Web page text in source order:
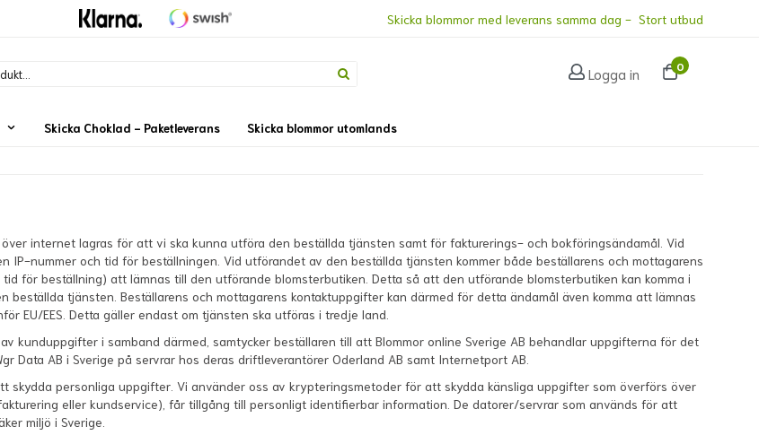
Skicka blommor med leverans samma dag - Stort utbud
Logga in 0
Skicka Choklad - Paketleverans Skicka blommor utomlands
internet lagras för att vi ska kunna utföra den beställda tjänsten samt för fakturerings- och bokföringsändamål. Vid
IP-nummer och tid för beställningen. Vid utförandet av den beställda tjänsten kommer både beställarens och mottagarens
för beställning) att lämnas till den utförande blomsterbutiken. Detta så att den utförande blomsterbutiken kan komma i
tjänsten. Beställarens och mottagarens kontaktuppgifter kan därmed för detta ändamål även komma att lämnas
EU/EES. Detta gäller endast om tjänsten ska utföras i tredje land.
kunduppgifter i samband därmed, samtycker beställaren till att Blommor online Sverige AB behandlar uppgifterna för det
Data AB i Sverige på servrar hos deras driftleverantörer Oderland AB samt Internetport AB.
skydda personliga uppgifter. Vi använder oss av krypteringsmetoder för att skydda känsliga uppgifter som överförs över
eller kundservice), får tillgång till personligt identifierbar information. De datorer/servrar som används för att
miljö i Sverige.